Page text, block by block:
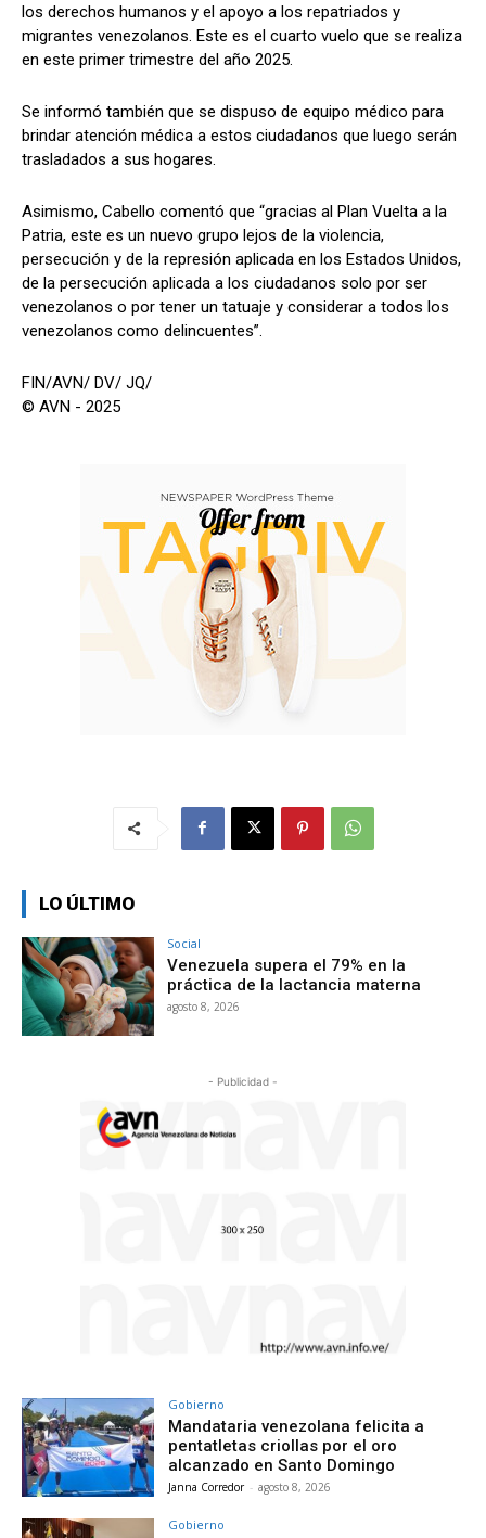
los derechos humanos y el apoyo a los repatriados y
migrantes venezolanos. Este es el cuarto vuelo que se realiza
en este primer trimestre del año 2025.
Se informó también que se dispuso de equipo médico para
brindar atención médica a estos ciudadanos que luego serán
trasladados a sus hogares.
Asimismo, Cabello comentó que “gracias al Plan Vuelta a la
Patria, este es un nuevo grupo lejos de la violencia,
persecución y de la represión aplicada en los Estados Unidos,
de la persecución aplicada a los ciudadanos solo por ser
venezolanos o por tener un tatuaje y considerar a todos los
venezolanos como delincuentes”.
FIN/AVN/ DV/ JQ/
© AVN - 2025
LO ÚLTIMO
Social
Venezuela supera el 79% en la
práctica de la lactancia materna
agosto 8, 2026
- Publicidad -
Gobierno
Mandataria venezolana felicita a
pentatletas criollas por el oro
alcanzado en Santo Domingo
Janna Corredor - agosto 8, 2026
Gobierno